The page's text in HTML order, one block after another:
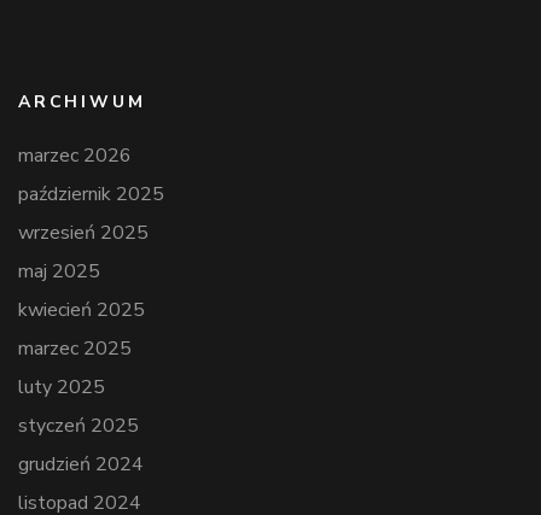
ARCHIWUM
marzec 2026
październik 2025
wrzesień 2025
maj 2025
kwiecień 2025
marzec 2025
luty 2025
styczeń 2025
grudzień 2024
listopad 2024